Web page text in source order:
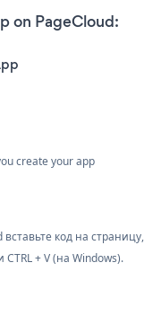
on PageCloud:
create your app
код на страницу,
+ V (на Windows).